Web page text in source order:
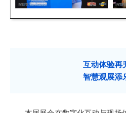
互动体验再
智慧观展添